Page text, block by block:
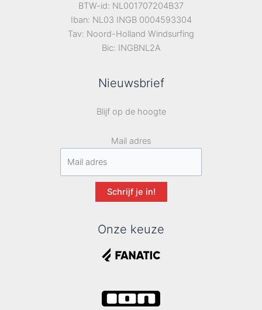
BTW-id: NL001707204B37
Iban: NL03 INGB 0004593304
Tav: Noord-Holland Windsurfing
Bic: INGBNL2A
Nieuwsbrief
Blijf op de hoogte
Mail adres
Schrijf je in!
Onze keuze